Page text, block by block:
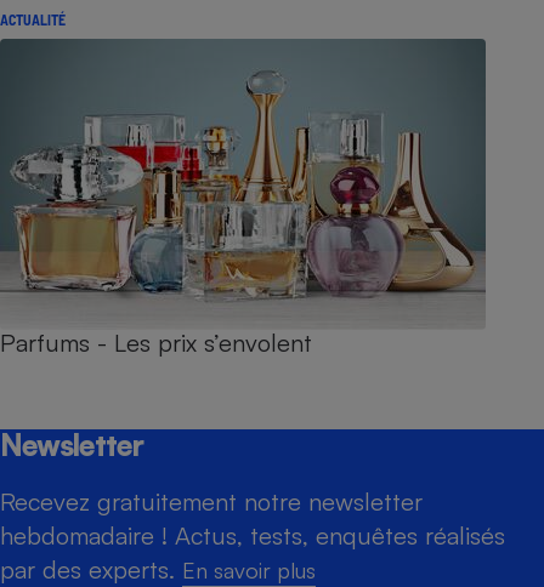
ACTUALITÉ
Parfums - Les prix s’envolent
Newsletter
Recevez gratuitement notre newsletter
hebdomadaire ! Actus, tests, enquêtes réalisés
par des experts. En savoir plus